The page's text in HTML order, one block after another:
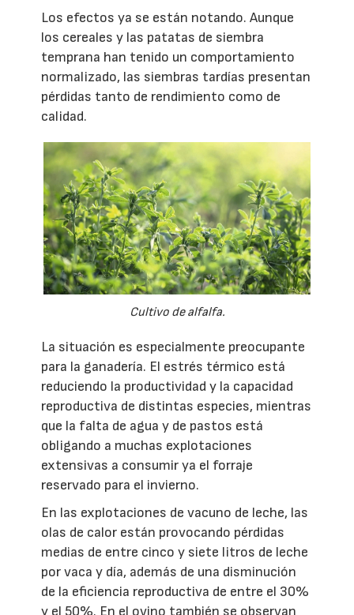
Los efectos ya se están notando. Aunque
los cereales y las patatas de siembra
temprana han tenido un comportamiento
normalizado, las siembras tardías presentan
pérdidas tanto de rendimiento como de
calidad.
Cultivo de alfalfa.
La situación es especialmente preocupante
para la ganadería. El estrés térmico está
reduciendo la productividad y la capacidad
reproductiva de distintas especies, mientras
que la falta de agua y de pastos está
obligando a muchas explotaciones
extensivas a consumir ya el forraje
reservado para el invierno.
En las explotaciones de vacuno de leche, las
olas de calor están provocando pérdidas
medias de entre cinco y siete litros de leche
por vaca y día, además de una disminución
de la eficiencia reproductiva de entre el 30%
y el 50%. En el ovino también se observan